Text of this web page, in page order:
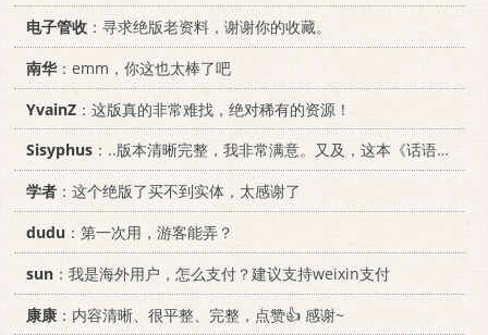
电子管收 ：寻求绝版老资料，谢谢你的收藏。
南华：emm，你这也太棒了吧
YvainZ ：这版真的非常难找，绝对稀有的资源！
Sisyphus ：..版本清晰完整，我非常满意。又及，这本《话语的真相》...
学者 ：这个绝版了买不到实体，太感谢了
dudu ：第一次用，游客能弄？
sun ：我是海外用户，怎么支付？建议支持weixin支付
康康 ：内容清晰、很平整、完整，点赞👍 感谢~